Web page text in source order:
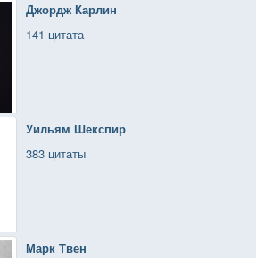
Джордж Карлин
141 цитата
Уильям Шекспир
383 цитаты
Марк Твен